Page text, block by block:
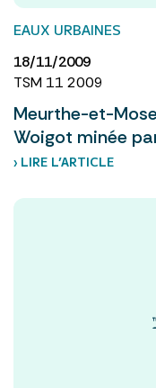
EAUX URBAINES
18/11/2009
TSM 11 2009
Meurthe-et-
Woigot minée
› LIRE L’ARTICLE